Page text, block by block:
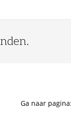
Ga naar pagina: